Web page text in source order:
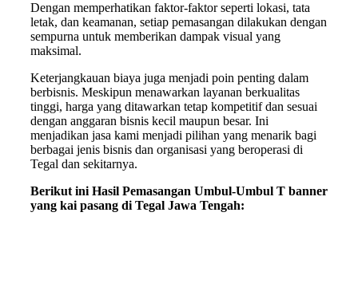
Dengan memperhatikan faktor-faktor seperti lokasi, tata
letak, dan keamanan, setiap pemasangan dilakukan dengan
sempurna untuk memberikan dampak visual yang
maksimal.
Keterjangkauan biaya juga menjadi poin penting dalam
berbisnis. Meskipun menawarkan layanan berkualitas
tinggi, harga yang ditawarkan tetap kompetitif dan sesuai
dengan anggaran bisnis kecil maupun besar. Ini
menjadikan jasa kami menjadi pilihan yang menarik bagi
berbagai jenis bisnis dan organisasi yang beroperasi di
Tegal dan sekitarnya.
Berikut ini Hasil Pemasangan Umbul-Umbul T banner
yang kai pasang di Tegal Jawa Tengah: